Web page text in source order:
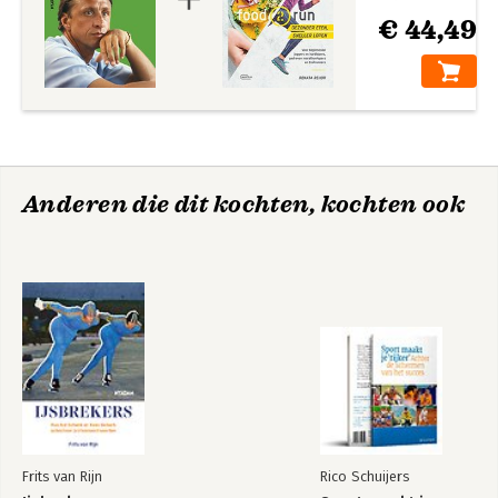
€ 44,49
Anderen die dit kochten, kochten ook
Frits van Rijn Rico Schuijers